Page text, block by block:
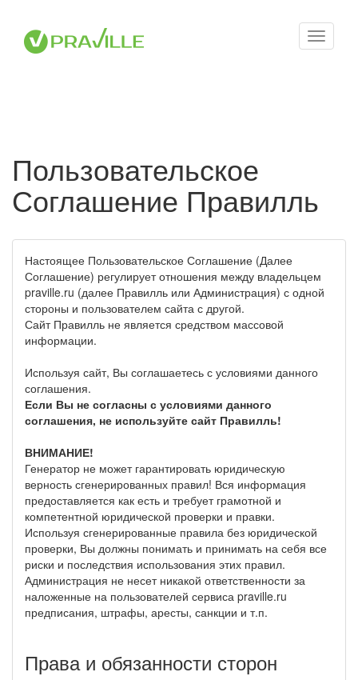
Toggle
Пользовательское
Соглашение Правилль
Настоящее Пользовательское Соглашение (Далее
Соглашение) регулирует отношения между владельцем
praville.ru (далее Правилль или Администрация) с одной
стороны и пользователем сайта с другой.
Сайт Правилль не является средством массовой
информации.
Используя сайт, Вы соглашаетесь с условиями данного
соглашения.
Если Вы не согласны с условиями данного
соглашения, не используйте сайт Правилль!
ВНИМАНИЕ!
Генератор не может гарантировать юридическую
верность сгенерированных правил! Вся информация
предоставляется как есть и требует грамотной и
компетентной юридической проверки и правки.
Используя сгенерированные правила без юридической
проверки, Вы должны понимать и принимать на себя все
риски и последствия использования этих правил.
Администрация не несет никакой ответственности за
наложенные на пользователей сервиса praville.ru
предписания, штрафы, аресты, санкции и т.п.
Права и обязанности сторон